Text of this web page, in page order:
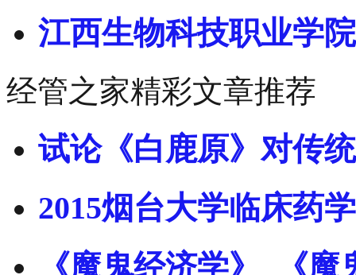
江西生物科技职业学院
经管之家精彩文章推荐
试论《白鹿原》对传
2015烟台大学临床药学
《魔鬼经济学》_《魔